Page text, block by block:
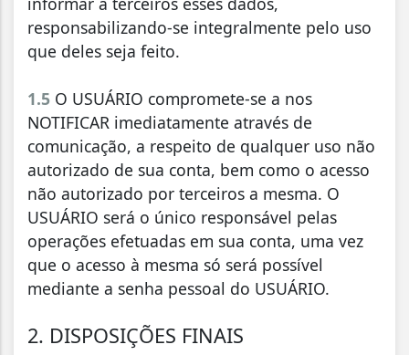
responsabilizando-se integralmente pelo uso
que deles seja feito.
1.5 O USUÁRIO compromete-se a nos
NOTIFICAR imediatamente através de
comunicação, a respeito de qualquer uso não
autorizado de sua conta, bem como o acesso
não autorizado por terceiros a mesma. O
USUÁRIO será o único responsável pelas
operações efetuadas em sua conta, uma vez
que o acesso à mesma só será possível
mediante a senha pessoal do USUÁRIO.
2. DISPOSIÇÕES FINAIS